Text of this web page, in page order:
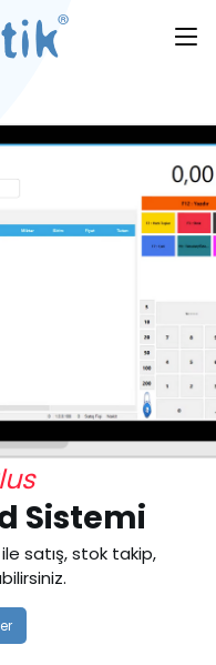
Sistemi
ile satış, stok takip,